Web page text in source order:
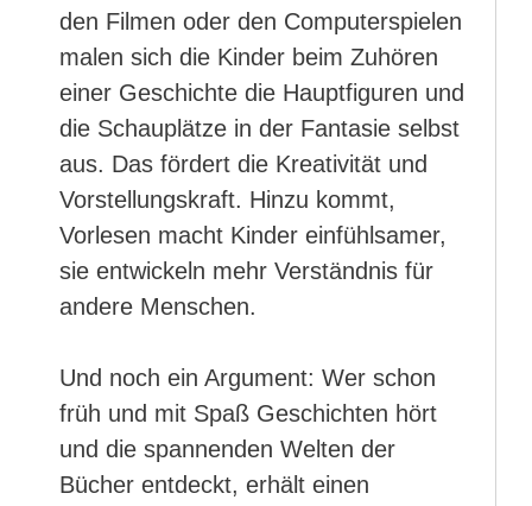
den Filmen oder den Computerspielen
malen sich die Kinder beim Zuhören
einer Geschichte die Hauptfiguren und
die Schauplätze in der Fantasie selbst
aus. Das fördert die Kreativität und
Vorstellungskraft. Hinzu kommt,
Vorlesen macht Kinder einfühlsamer,
sie entwickeln mehr Verständnis für
andere Menschen.
Und noch ein Argument: Wer schon
früh und mit Spaß Geschichten hört
und die spannenden Welten der
Bücher entdeckt, erhält einen